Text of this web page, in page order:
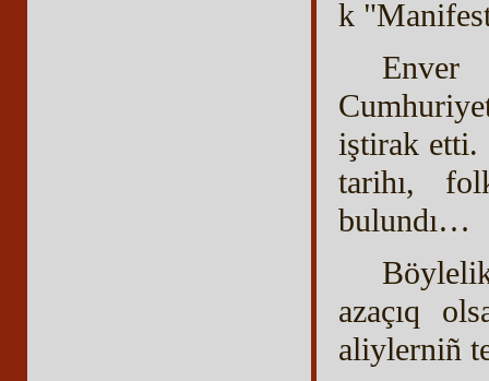
k
Enver
iştirak etti.
tarihı,
bulundı…
azaçıq
aliylerniñ